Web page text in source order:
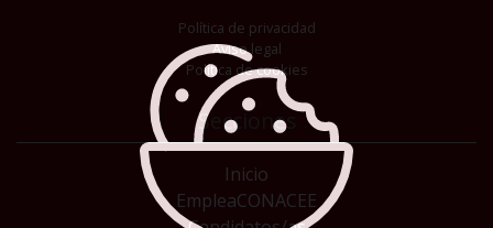
Política de privacidad
Aviso legal
Política de cookies
Secciones
Inicio
EmpleaCONACEE